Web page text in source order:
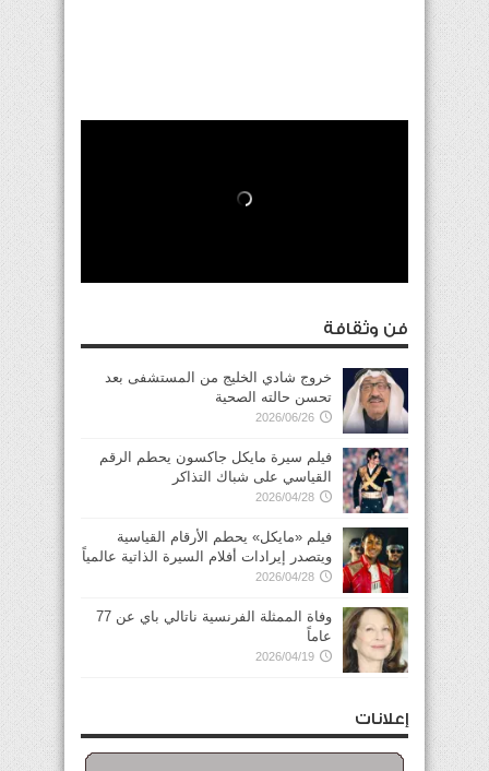
فن وثقافة
خروج شادي الخليج من المستشفى بعد
تحسن حالته الصحية
2026/06/26
فيلم سيرة مايكل جاكسون يحطم الرقم
القياسي على شباك التذاكر
2026/04/28
فيلم «مايكل» يحطم الأرقام القياسية
ويتصدر إيرادات أفلام السيرة الذاتية عالمياً
2026/04/28
وفاة الممثلة الفرنسية ناتالي باي عن 77
عاماً
2026/04/19
إعلانات